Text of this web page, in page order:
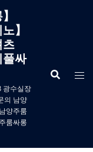
】
츠
풀싸
광수실장
의 남양
양주룸
룸싸롱